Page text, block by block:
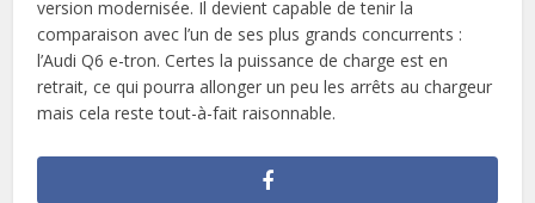
version modernisée. Il devient capable de tenir la
comparaison avec l’un de ses plus grands concurrents :
l’Audi Q6 e-tron. Certes la puissance de charge est en
retrait, ce qui pourra allonger un peu les arrêts au chargeur
mais cela reste tout-à-fait raisonnable.